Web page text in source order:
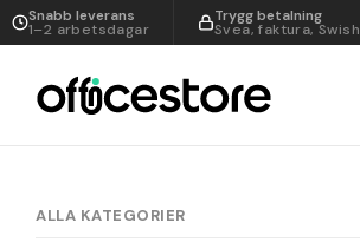
Snabb leverans
1–2 arbetsdagar
Trygg betalning
Svea, faktura, Swish
ALLA KATEGORIER